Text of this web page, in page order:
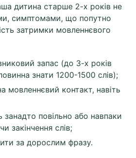
дитина старше 2-х років не
симптомами, що попутно
затримки мовленнєвого
запас (до 3-х років
знати 1200-1500 слів);
мовленнєвий контакт, навіть
занадто повільно або навпаки
закінчення слів;
за дорослим фразу.